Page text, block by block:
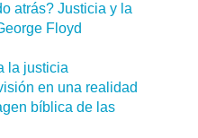
atrás? Justicia y la
Floyd
la justicia
en una realidad
bíblica de las